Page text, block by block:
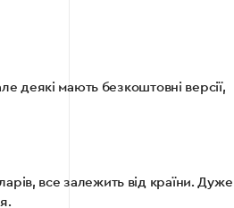
деякі мають безкоштовні версії,
все залежить від країни. Дуже